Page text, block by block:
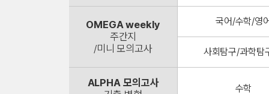
OMEGA weekly
주간지
/미니 모의고사
국어/수학/영
사회탐구/과학탐
ALPHA 모의고사
수학